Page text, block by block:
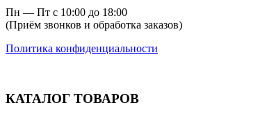
Пн — Пт с 10:00 до 18:00
(Приём звонков и обработка заказов)
Политика конфиденциальности
КАТАЛОГ ТОВАРОВ